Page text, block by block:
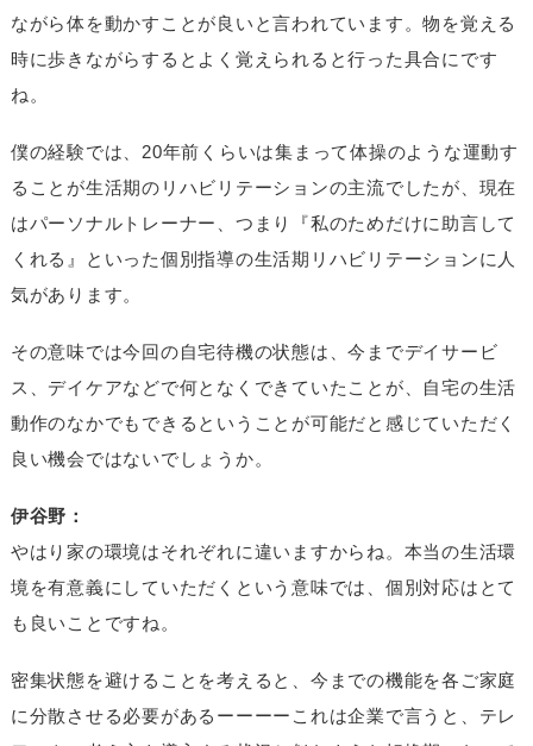
ながら体を動かすことが良いと言われています。物を覚える
時に歩きながらするとよく覚えられると行った具合にです
ね。
僕の経験では、20年前くらいは集まって体操のような運動す
ることが生活期のリハビリテーションの主流でしたが、現在
はパーソナルトレーナー、つまり『私のためだけに助言して
くれる』といった個別指導の生活期リハビリテーションに人
気があります。
その意味では今回の自宅待機の状態は、今までデイサービ
ス、デイケアなどで何となくできていたことが、自宅の生活
動作のなかでもできるということが可能だと感じていただく
良い機会ではないでしょうか。
伊谷野：
やはり家の環境はそれぞれに違いますからね。本当の生活環
境を有意義にしていただくという意味では、個別対応はとて
も良いことですね。
密集状態を避けることを考えると、今までの機能を各ご家庭
に分散させる必要があるーーーーこれは企業で言うと、テレ